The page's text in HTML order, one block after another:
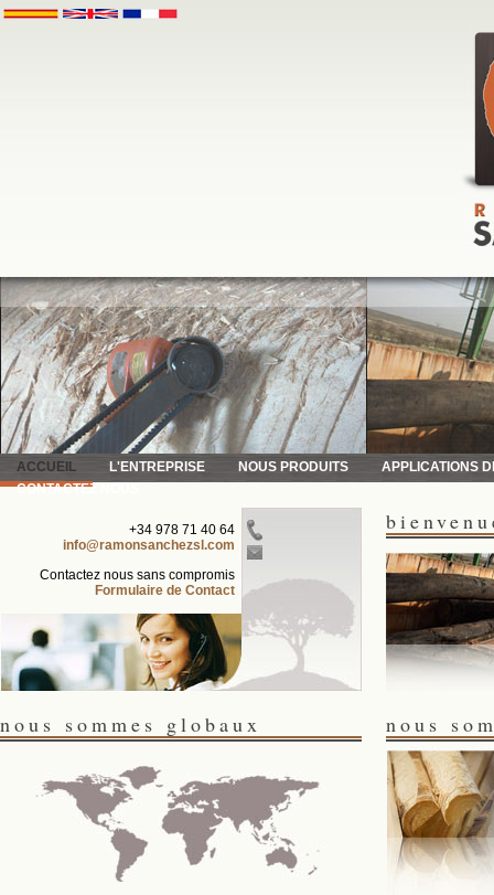
ACCUEIL L'ENTREPRISE NOUS PRODUITS
APPLICATIONS
CONTACTEZ NOUS
+34 978 71 40 64
info@ramonsanchezsl.com
Contactez nous sans compromis
Formulaire de Contact
nous sommes globaux nous